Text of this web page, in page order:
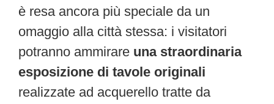
è resa ancora più speciale da un
omaggio alla città stessa: i visitatori
potranno ammirare una straordinaria
esposizione di tavole originali
realizzate ad acquerello tratte da